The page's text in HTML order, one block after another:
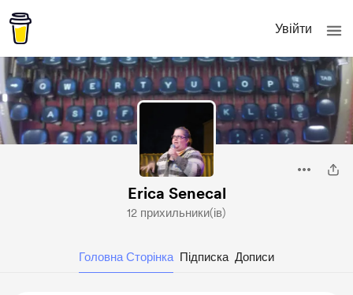
Увійти
Erica Senecal
12 прихильники(ів)
Головна Сторінка Підписка Дописи